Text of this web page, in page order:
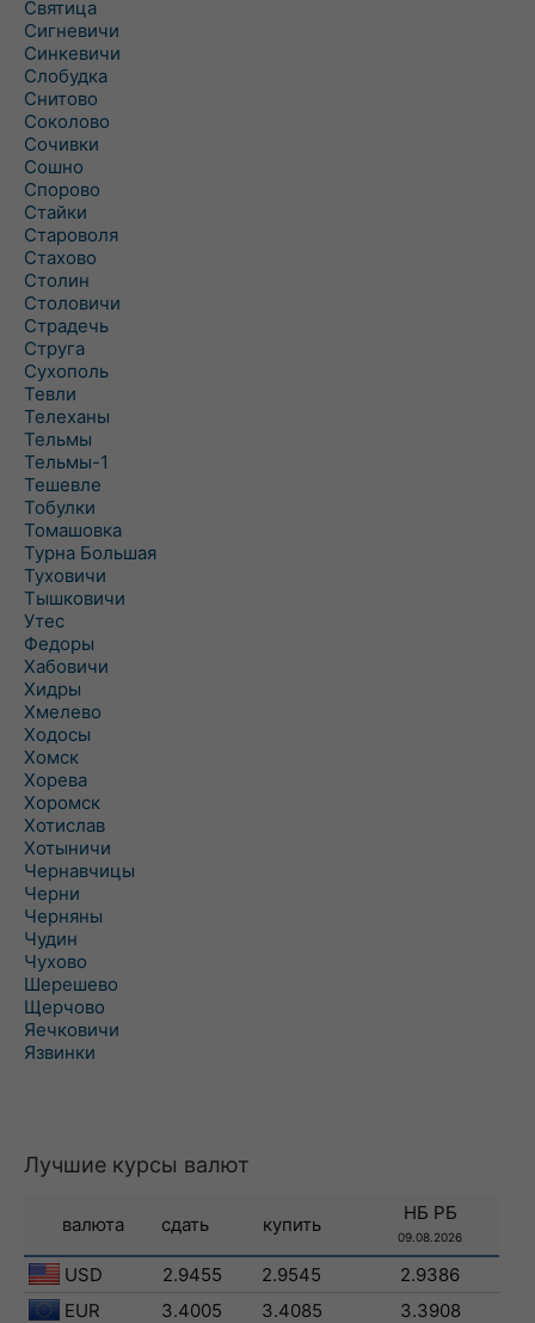
Святица
Сигневичи
Синкевичи
Слобудка
Снитово
Соколово
Сочивки
Сошно
Спорово
Стайки
Староволя
Стахово
Столин
Столовичи
Страдечь
Струга
Сухополь
Тевли
Телеханы
Тельмы
Тельмы-1
Тешевле
Тобулки
Томашовка
Турна Большая
Туховичи
Тышковичи
Утес
Федоры
Хабовичи
Хидры
Хмелево
Ходосы
Хомск
Хорева
Хоромск
Хотислав
Хотыничи
Чернавчицы
Черни
Черняны
Чудин
Чухово
Шерешево
Щерчово
Яечковичи
Язвинки
Лучшие курсы валют
валюта сдать купить
НБ РБ
09.08.2026
USD 2.9455 2.9545
2.9386
EUR
3.4005 3.4085
3.3908